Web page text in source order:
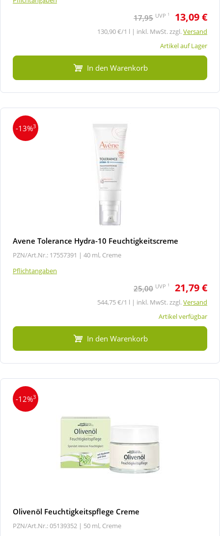
17,95 UVP 1 13,09 €
130,90 €/1 l | inkl. MwSt. zzgl.Versand
Artikel auf Lager
In den Warenkorb
-13%3
Avene Tolerance Hydra-10 Feuchtigkeitscreme
PZN/Art.Nr.: 17557391 | 40 ml, Creme
Pflichtangaben
25,00 UVP 1 21,79 €
544,75 €/1 l | inkl. MwSt. zzgl.Versand
Artikel verfügbar
In den Warenkorb
-12%3
Olivenöl Feuchtigkeitspflege Creme
PZN/Art.Nr.: 05139352 | 50 ml, Creme